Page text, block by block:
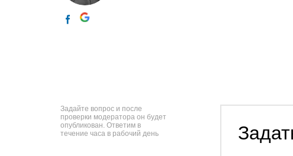
Задайте вопрос и после
проверки модератора он будет
опубликован. Ответим в
течение часа в рабочий день